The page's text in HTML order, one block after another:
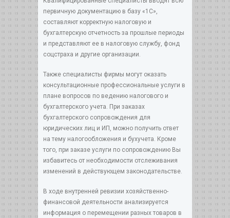
первичную документацию в базу «1С»,
составляют корректную налоговую и
бухгалтерскую отчетность за прошлые периоды
и представляют ее в налоговую службу, фонд
соцстраха и другие организации.
Также специалисты фирмы могут оказать
консультационные профессиональные услуги в
плане вопросов по ведению налогового и
бухгалтерского учета. При заказах
бухгалтерского сопровождения для
юридических лиц и ИП, можно получить ответ
на тему налогообложения и бухучета. Кроме
того, при заказе услуги по сопровождению Вы
избавитесь от необходимости отслеживания
изменений в действующем законодательстве.
В ходе внутренней ревизии хозяйственно-
финансовой деятельности анализируется
информация о перемещении разных товаров в